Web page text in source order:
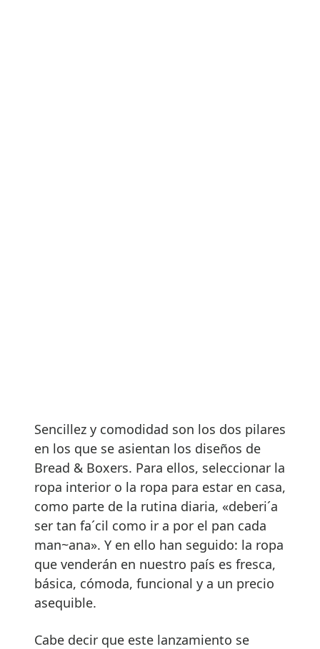
Sencillez y comodidad son los dos pilares
en los que se asientan los diseños de
Bread & Boxers. Para ellos, seleccionar la
ropa interior o la ropa para estar en casa,
como parte de la rutina diaria, «deberi´a
ser tan fa´cil como ir a por el pan cada
man~ana». Y en ello han seguido: la ropa
que venderán en nuestro país es fresca,
básica, cómoda, funcional y a un precio
asequible.
Cabe decir que este lanzamiento se